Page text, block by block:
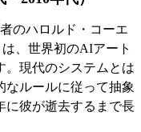
のハロルド・コーエ
、世界初のAIアート
。現代のシステムとは
なルールに従って抽象
に彼が逝去するまで長